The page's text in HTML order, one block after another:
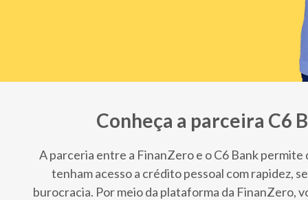
Conheça a parceira C6
A parceria entre a FinanZero e o C6 Bank permite
tenham acesso a crédito pessoal com rapidez,
burocracia. Por meio da plataforma da FinanZero,